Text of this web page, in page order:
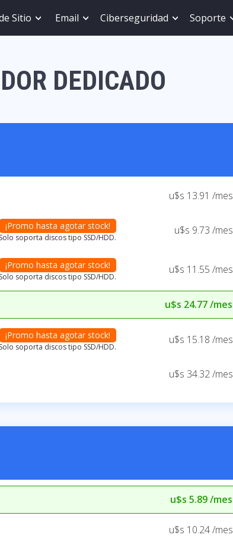
Sitio Email Ciberseguridad Soporte
DEDICADO
u$s 13.91 /mes
¡Promo hasta agotar stock!
soporta discos tipo SSD/HDD.
u$s 9.73 /mes
¡Promo hasta agotar stock!
soporta discos tipo SSD/HDD.
u$s 11.55 /mes
u$s 24.77 /mes
¡Promo hasta agotar stock!
soporta discos tipo SSD/HDD.
u$s 15.18 /mes
u$s 34.32 /mes
u$s 5.89 /mes
u$s 10.24 /mes